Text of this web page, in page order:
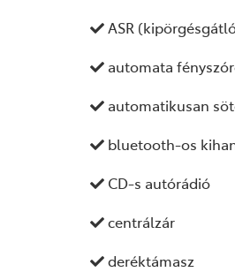
ASR
automata
automatikusan
bluetooth-os
CD-s autórádió
centrálzár
deréktámasz